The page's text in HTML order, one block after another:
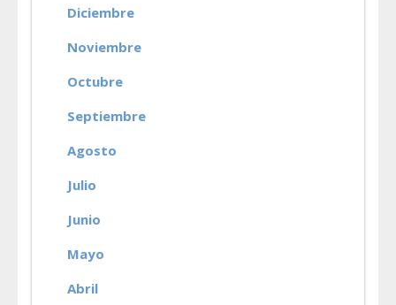
Diciembre
Noviembre
Octubre
Septiembre
Agosto
Julio
Junio
Mayo
Abril